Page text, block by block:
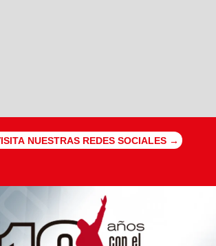
NUESTRAS REDES SOCIALES →